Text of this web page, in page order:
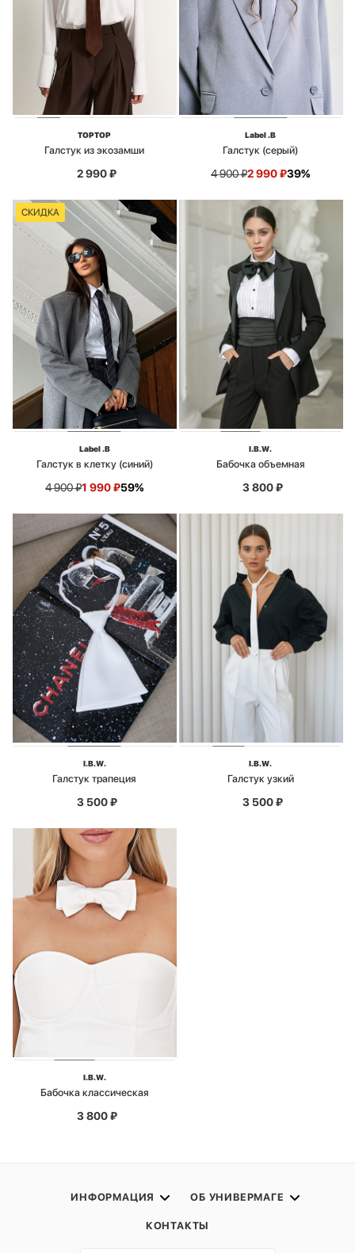
TOPTOP
Галстук из экозамши
2 990₽
Label .B
Галстук (серый)
4 900₽2 990₽39%
СКИДКА
Label .B
Галстук в клетку (синий)
4 900₽1 990₽59%
I.B.W.
Бабочка объемная
3 800₽
I.B.W.
Галстук трапеция
3 500₽
I.B.W.
Галстук узкий
3 500₽
I.B.W.
Бабочка классическая
3 800₽
ИНФОРМАЦИЯ ОБ УНИВЕРМАГЕ
КОНТАКТЫ